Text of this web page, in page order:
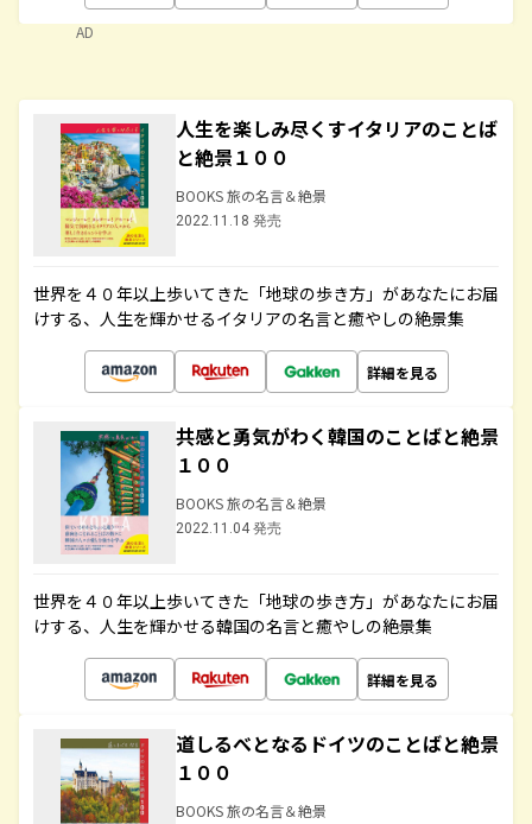
AD
人生を楽しみ尽くすイタリアのことば
と絶景１００
BOOKS 旅の名言＆絶景
2022.11.18 発売
世界を４０年以上歩いてきた「地球の歩き方」があなたにお届
けする、人生を輝かせるイタリアの名言と癒やしの絶景集
詳細を見る
共感と勇気がわく韓国のことばと絶景
１００
BOOKS 旅の名言＆絶景
2022.11.04 発売
世界を４０年以上歩いてきた「地球の歩き方」があなたにお届
けする、人生を輝かせる韓国の名言と癒やしの絶景集
詳細を見る
道しるべとなるドイツのことばと絶景
１００
BOOKS 旅の名言＆絶景